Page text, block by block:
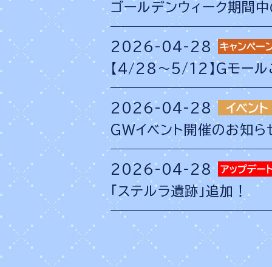
ゴールデンウィーク期間
2026-04-28
【4/28～5/12】Gモール
2026-04-28
GWイベント開催のお知ら
2026-04-28
「ステルラ遺跡」追加！